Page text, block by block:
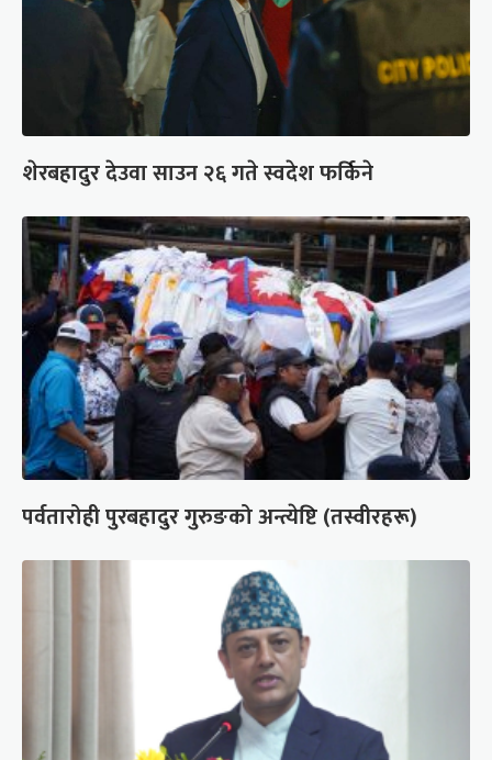
शेरबहादुर देउवा साउन २६ गते स्वदेश फर्किने
पर्वतारोही पुरबहादुर गुरुङको अन्त्येष्टि (तस्वीरहरू)